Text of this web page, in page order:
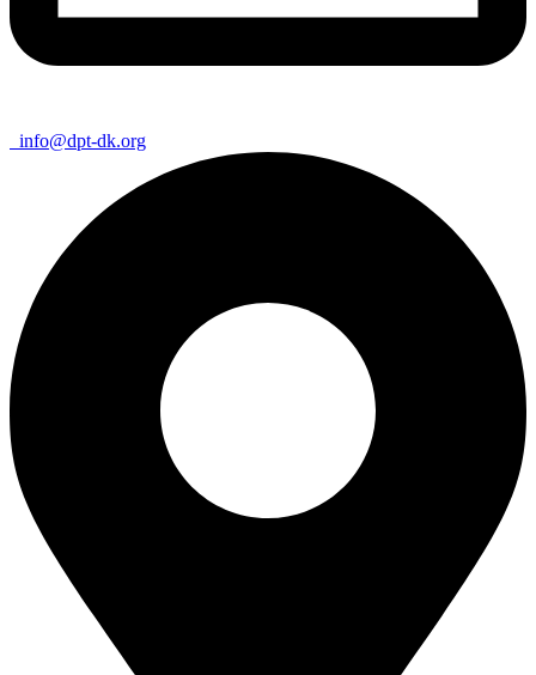
info@dpt-dk.org